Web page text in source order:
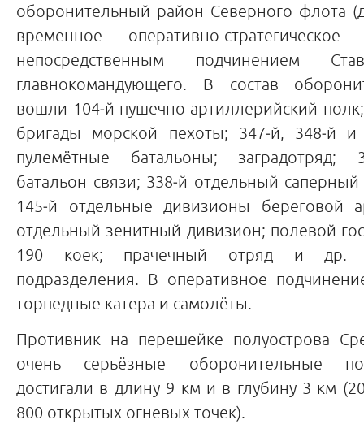
оборонительный район Северного флота
временное оперативно-
непосредственным подчинением
главнокомандующего. В состав
вошли 104‑й пушечно-артиллерийский полк;
бригады морской пехоты; 347‑й, 348‑й и
пулемётные батальоны; заградотряд;
батальон связи; 338‑й отдельный
145‑й отдельные дивизионы береговой
отдельный зенитный дивизион; полевой
190 коек; прачечный отряд и др.
подразделения. В оперативное
торпедные катера и самолёты.
Противник на перешейке полуострова
очень серьёзные оборонительные
достигали в длину 9 км и в глубину 3 км
800 открытых огневых точек).